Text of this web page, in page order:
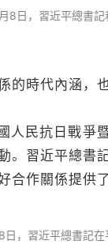
日，習近平總書記
時代內涵，也
抗日戰爭暨
。習近平總書
作關係提供了
，習近平總書記在